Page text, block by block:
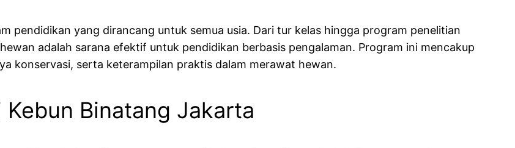
pendidikan yang dirancang untuk semua usia. Dari tur kelas hingga program penelitian
adalah sarana efektif untuk pendidikan berbasis pengalaman. Program ini mencakup
konservasi, serta keterampilan praktis dalam merawat hewan.
Binatang Jakarta